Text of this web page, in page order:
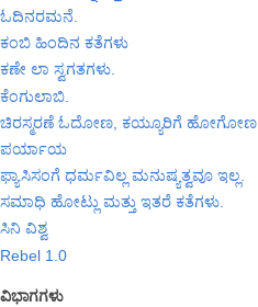
ಓದಿನರಮನೆ.
ಕಂಬಿ ಹಿಂದಿನ ಕತೆಗಳು
ಕಣೇ ಲಾ ಸ್ವಗತಗಳು.
ಕೆಂಗುಲಾಬಿ.
ಚಿರಸ್ಮರಣೆ ಓದೋಣ, ಕಯ್ಯೂರಿಗೆ ಹೋಗೋಣ
ಪರ್ಯಾಯ
ಫ್ಯಾಸಿಸಂಗೆ ಧರ್ಮವಿಲ್ಲ ಮನುಷ್ಯತ್ವವೂ ಇಲ್ಲ.
ಸಮಾಧಿ ಹೋಟ್ಲು ಮತ್ತು ಇತರೆ ಕತೆಗಳು.
ಸಿನಿ ವಿಶ್ವ
Rebel 1.0
ವಿಭಾಗಗಳು